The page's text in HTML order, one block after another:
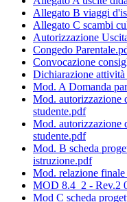
Allegato B viaggi
Allegato C scambi
Autorizzazione
Congedo
Convocazione
Dichiarazione
Mod. A Domanda
Mod. autorizzazione
studente.pdf
Mod. autorizzazione
studente.pdf
Mod. B scheda
istruzione.pdf
Mod. relazione
MOD 8.4_2 - Rev.2
Mod C scheda